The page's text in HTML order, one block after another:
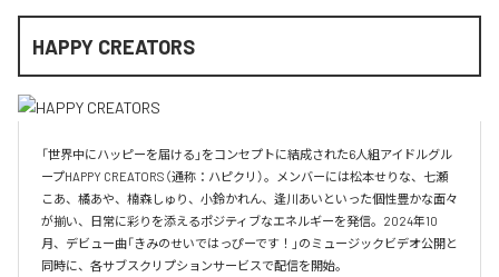
HAPPY CREATORS
「世界中にハッピーを届ける」をコンセプトに結成された6人組アイドルグル
ープHAPPY CREATORS（通称：ハピクリ）。メンバーには松本せりな、七瀬
こあ、橘あや、楠森しゅり、小鈴かれん、逢川あいといった個性豊かな面々
が揃い、日常に彩りを添えるポジティブなエネルギーを発信。2024年10
月、デビュー曲「きみのせいではっぴーです！」のミュージックビデオ公開と
同時に、各サブスクリプションサービスで配信を開始。